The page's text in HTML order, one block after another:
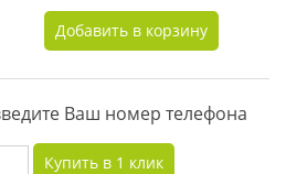
Добавить в корзину
Ваш номер телефона
Купить в 1 клик